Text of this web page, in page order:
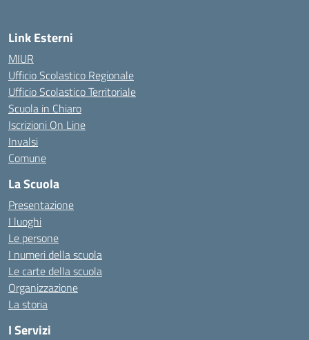
Link Esterni
MIUR
Ufficio Scolastico Regionale
Ufficio Scolastico Territoriale
Scuola in Chiaro
Iscrizioni On Line
Invalsi
Comune
La Scuola
Presentazione
I luoghi
Le persone
I numeri della scuola
Le carte della scuola
Organizzazione
La storia
I Servizi